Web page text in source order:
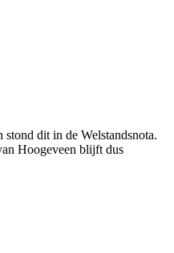
dit in de Welstandsnota.
Hoogeveen blijft dus